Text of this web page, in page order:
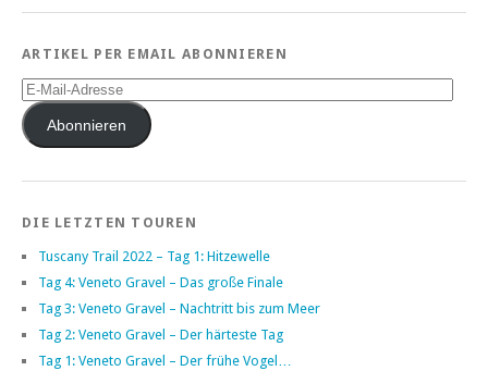
ARTIKEL PER EMAIL ABONNIEREN
E-
Mail-
AdresseAbonnieren
DIE LETZTEN TOUREN
Tuscany Trail 2022 – Tag 1: Hitzewelle
Tag 4: Veneto Gravel – Das große Finale
Tag 3: Veneto Gravel – Nachtritt bis zum Meer
Tag 2: Veneto Gravel – Der härteste Tag
Tag 1: Veneto Gravel – Der frühe Vogel…